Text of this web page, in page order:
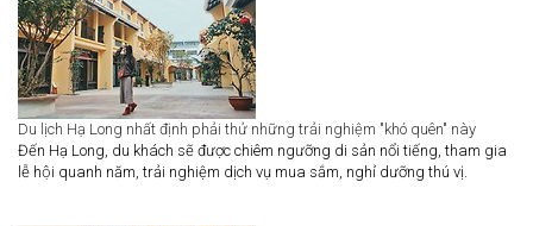
Du lịch Hạ Long nhất định phải thử những trải nghiệm "khó quên" này
Đến Hạ Long, du khách sẽ được chiêm ngưỡng di sản nổi tiếng, tham gia
lễ hội quanh năm, trải nghiệm dịch vụ mua sắm, nghỉ dưỡng thú vị.